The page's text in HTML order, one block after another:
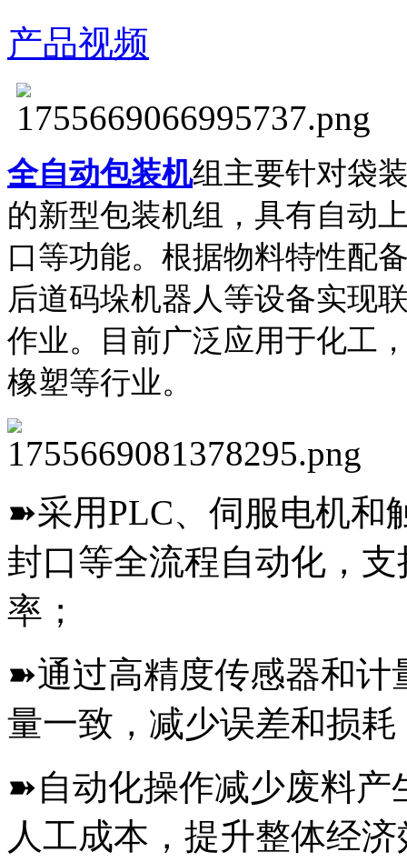
产品视频
全自动包装机组主要针对袋
的新型包装机组，具有自动
口等功能。根据物料特性配
后道码垛机器人等设备实现
作业。
目前广泛应用于化工
橡塑等行业。
➽采用PLC、伺服电机和
封口等全流程自动化，
率；
➽通过高精度传感器和计
量一致，减少误差和损
➽自动化操作减少废料产
人工成本，提升整体经